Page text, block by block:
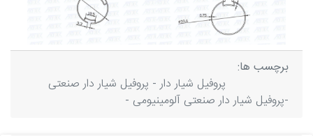
برچسب ها:
پروفیل شیار دار - پروفیل شیار دار صنعتی
-پروفیل شیار دار صنعتی آلومینیومی -